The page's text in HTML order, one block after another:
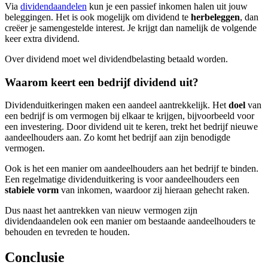
Via dividendaandelen kun je een passief inkomen halen uit jouw
beleggingen. Het is ook mogelijk om dividend te herbeleggen, dan
creëer je samengestelde interest. Je krijgt dan namelijk de volgende
keer extra dividend.
Over dividend moet wel dividendbelasting betaald worden.
Waarom keert een bedrijf dividend uit?
Dividenduitkeringen maken een aandeel aantrekkelijk. Het doel van
een bedrijf is om vermogen bij elkaar te krijgen, bijvoorbeeld voor
een investering. Door dividend uit te keren, trekt het bedrijf nieuwe
aandeelhouders aan. Zo komt het bedrijf aan zijn benodigde
vermogen.
Ook is het een manier om aandeelhouders aan het bedrijf te binden.
Een regelmatige dividenduitkering is voor aandeelhouders een
stabiele vorm van inkomen, waardoor zij hieraan gehecht raken.
Dus naast het aantrekken van nieuw vermogen zijn
dividendaandelen ook een manier om bestaande aandeelhouders te
behouden en tevreden te houden.
Conclusie